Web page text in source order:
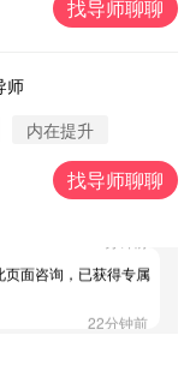
找导师聊聊
师
内在提升
找导师聊聊
询，已获得专属情感方
询，已获得专属情感
，已获得专属情感方
页面咨询，已获得专属
22分钟前